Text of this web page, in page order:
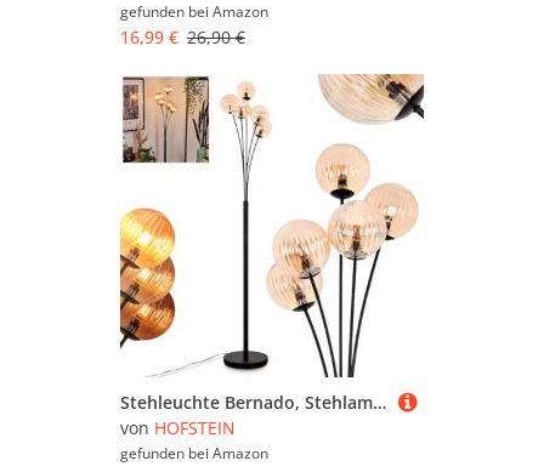
gefunden bei Amazon
16,99 € 26,90 €
Stehleuchte Bernado, Stehlampe aus Metall/Riffelglas in Schwarz/Bernstein, Leuchte im modernen Retro/Vintage-Design mit Schirmen aus Glas (Ø 12 cm), dimmbar über Fußschalter, 5 x G9, ohne Leuchtmittel
von HOFSTEIN
gefunden bei Amazon